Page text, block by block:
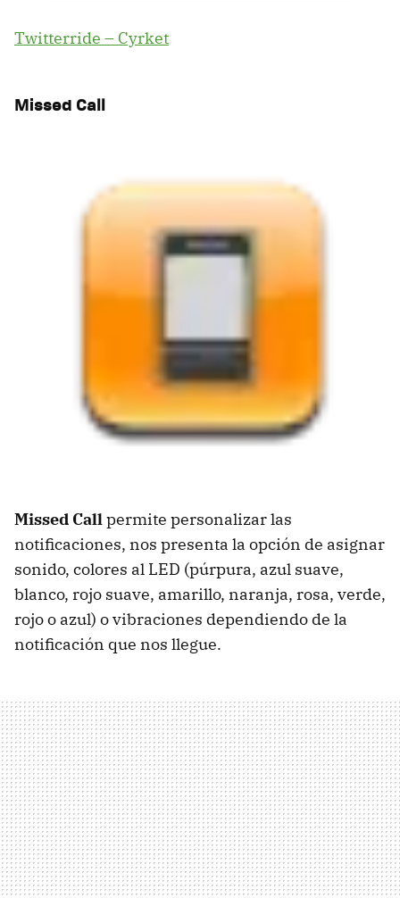
Twitterride – Cyrket
Missed Call
Missed Callpermite personalizar las
notificaciones, nos presenta la opción de asignar
sonido, colores al LED (púrpura, azul suave,
blanco, rojo suave, amarillo, naranja, rosa, verde,
rojo o azul) o vibraciones dependiendo de la
notificación que nos llegue.